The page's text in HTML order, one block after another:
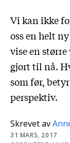
Skrevet av
31 MARS, 2017
Vi kan ikke
oss en helt
vise en
gjort til nå.
som før,
perspektiv.